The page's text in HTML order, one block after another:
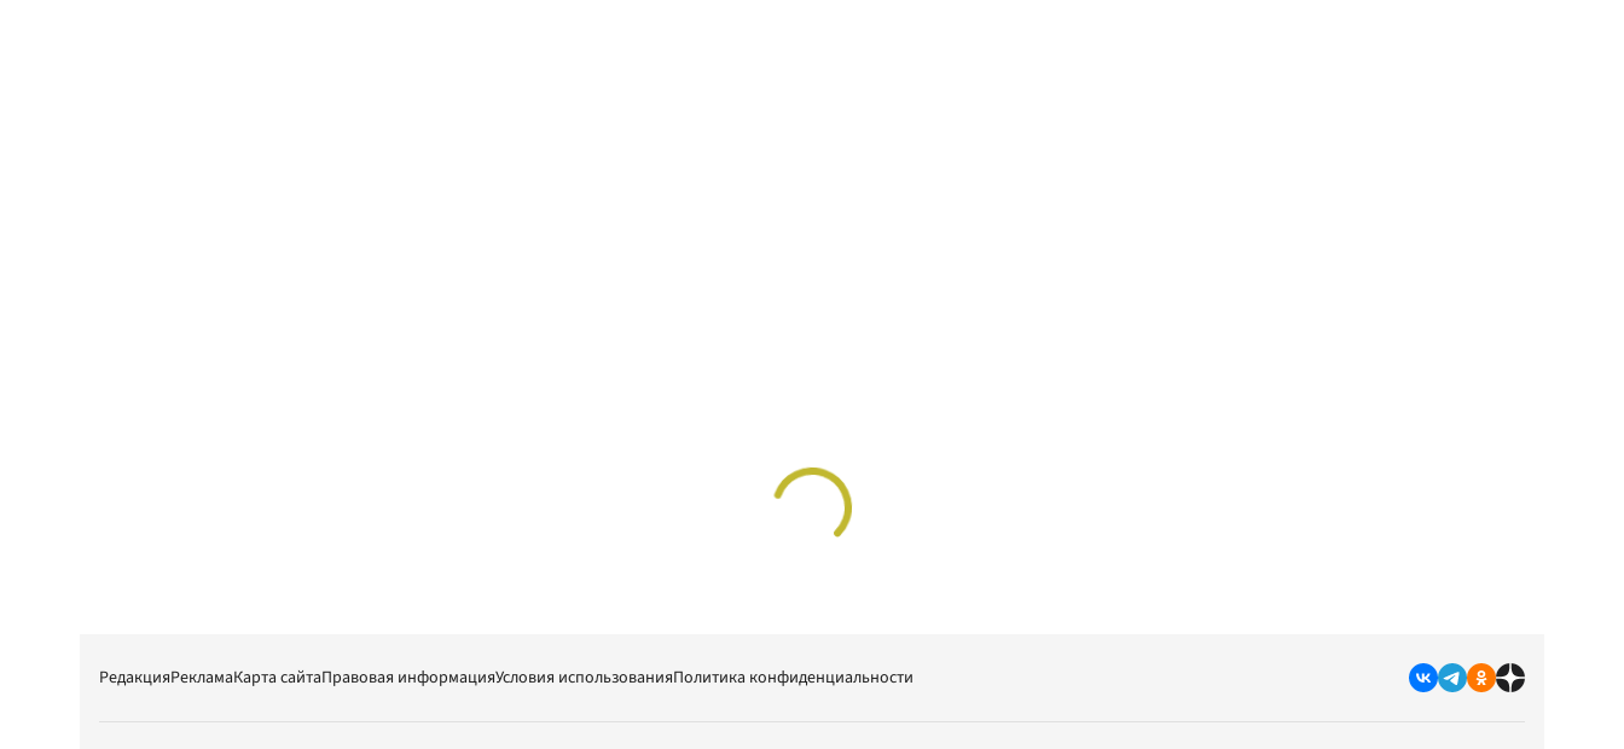
РедакцияРекламаКарта сайтаПравовая информацияУсловия использованияПолитика конфиденциальности